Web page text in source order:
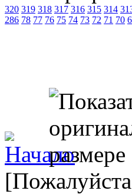
320 319 318 317 316 315 314
286 78 77 76 75 74 73 72 71 70